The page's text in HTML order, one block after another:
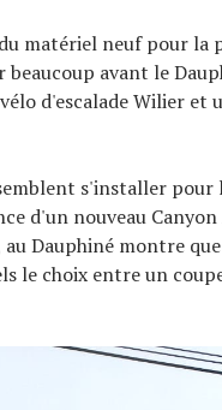
matériel neuf pour la
avant le
d'escalade Wilier et
s'installer pour
d'un nouveau
Dauphiné montre
le choix entre un